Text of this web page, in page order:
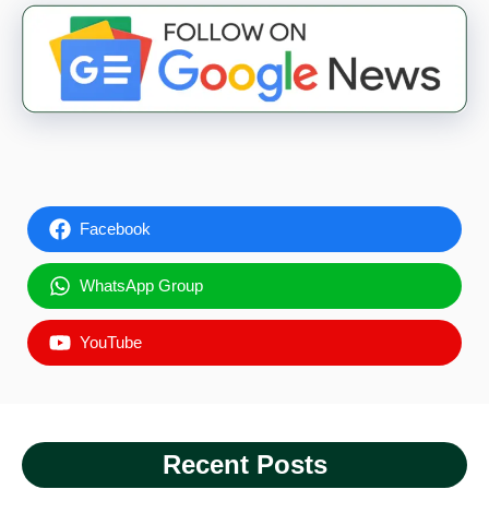
Facebook
WhatsApp Group
YouTube
Recent Posts